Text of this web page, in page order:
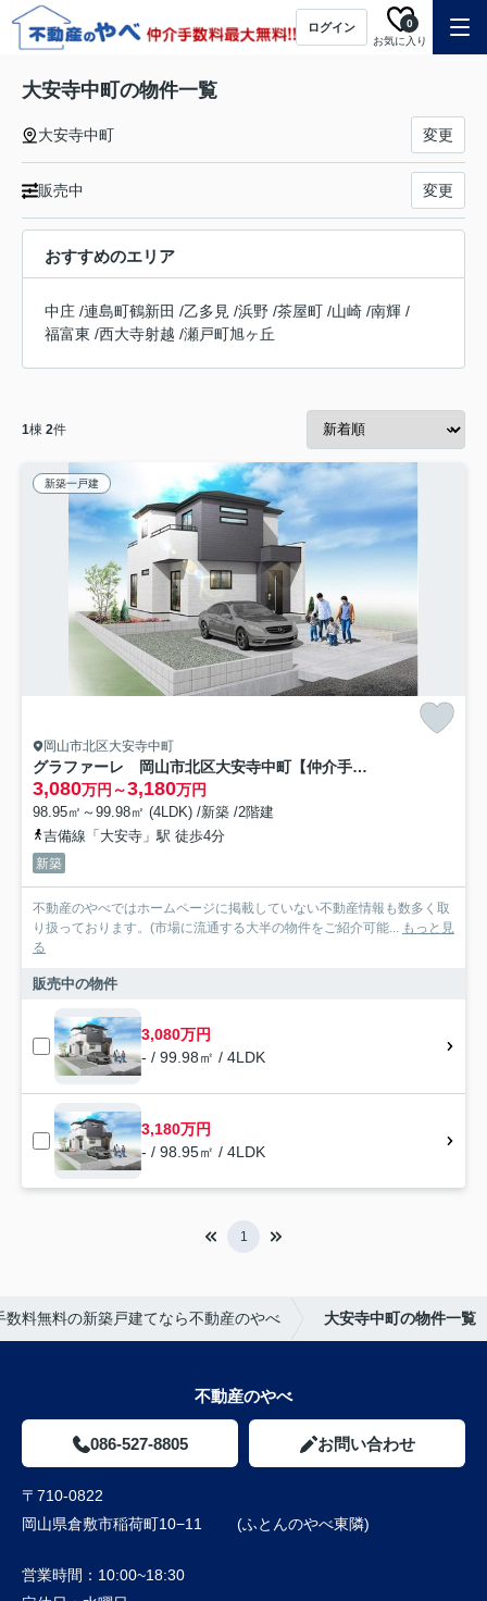
ログイン
お気に入り
0
大安寺中町の物件一覧
大安寺中町 変更
販売中 変更
おすすめのエリア
中庄 /連島町鶴新田 /乙多見 /浜野 /茶屋町 /山崎 /南輝 /
福富東 /西大寺射越 /瀬戸町旭ヶ丘
1棟 2件
新築一戸建
岡山市北区大安寺中町
グラファーレ 岡山市北区大安寺中町【仲介手数料無料】
3,080万円～3,180万円
98.95㎡～99.98㎡ (4LDK) /新築 /2階建
吉備線「大安寺」駅 徒歩4分
新築
不動産のやべではホームページに掲載していない不動産情報も数多く取
り扱っております。(市場に流通する大半の物件をご紹介可能... もっと見
る
販売中の物件
3,080万円
- / 99.98㎡ / 4LDK
3,180万円
- / 98.95㎡ / 4LDK
1
数料無料の新築戸建てなら不動産のやべ 大安寺中町の物件一覧
不動産のやべ
086-527-8805 お問い合わせ
〒710-0822
岡山県倉敷市稲荷町10−11 (ふとんのやべ東隣)
営業時間： 10:00~18:30